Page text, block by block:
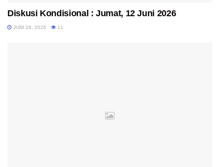
Diskusi Kondisional : Jumat, 12 Juni 2026
JUNI 28, 2026 11